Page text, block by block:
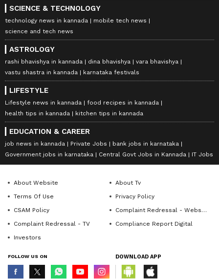
SCIENCE & TECHNOLOGY
technology news in kannada
mobile tech news
science and tech news
ASTROLOGY
rashi bhavishya in kannada dina bhavishya
vara bhavishya
vastu shastra in kannada
karnataka festivals
LIFESTYLE
Lifestyle news in kannada
food recipes in kannada
health tips in kannada
kitchen tips in kannada
EDUCATION & CAREER
job news in kannada Private Jobs
bank jobs in karnataka
Government jobs in karnataka
Central Govt Jobs in Kannada IT Jobs
About Website
About Tv
Terms Of Use
Privacy Policy
CSAM Policy
Complaint Redressal - Website
Complaint Redressal - TV
Compliance Report Digital
Investors
FOLLOW US ON DOWNLOAD APP